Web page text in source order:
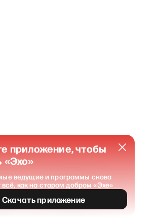
Страница не найдена.
приложение, чтобы
«Эхо»
ведущие и программы снова
всё, как на старом добром «Эхе»
Скачать приложение